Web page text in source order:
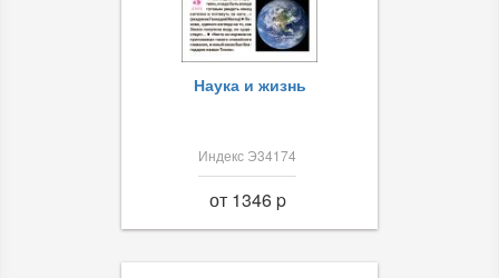
Наука и жизнь
Индекс Э34174
от 1346 p